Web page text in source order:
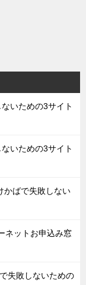
いための3サイト
いための3サイト
かばで失敗しない
ネットお申込み窓
失敗しないための